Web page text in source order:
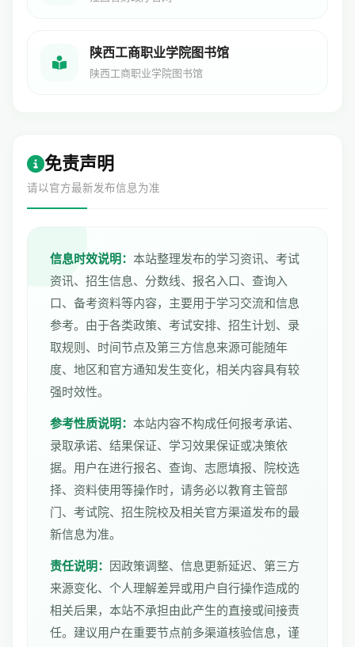
陕西工商职业学院图书馆
陕西工商职业学院图书馆
免责声明
请以官方最新发布信息为准
信息时效说明： 本站整理发布的学习资讯、考试
资讯、招生信息、分数线、报名入口、查询入
口、备考资料等内容，主要用于学习交流和信息
参考。由于各类政策、考试安排、招生计划、录
取规则、时间节点及第三方信息来源可能随年
度、地区和官方通知发生变化，相关内容具有较
强时效性。
参考性质说明： 本站内容不构成任何报考承诺、
录取承诺、结果保证、学习效果保证或决策依
据。用户在进行报名、查询、志愿填报、院校选
择、资料使用等操作时，请务必以教育主管部
门、考试院、招生院校及相关官方渠道发布的最
新信息为准。
责任说明：
因政策调整、信息更新延迟、第三方
来源变化、个人理解差异或用户自行操作造成的
相关后果，本站不承担由此产生的直接或间接责
任。建议用户在重要节点前多渠道核验信息，谨